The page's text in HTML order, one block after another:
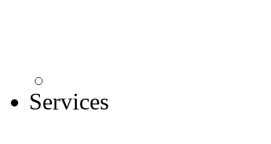
Services